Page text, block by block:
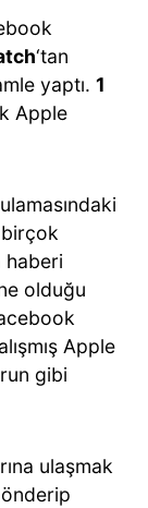
‘tan
yaptı. 1
Apple
birçok
haberi
olduğu
Apple
gibi
ulaşmak